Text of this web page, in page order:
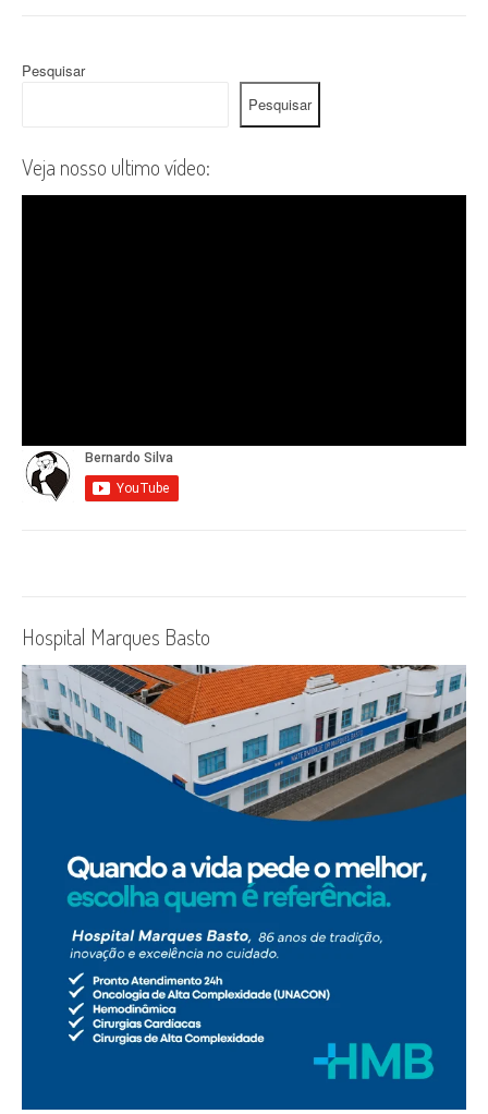
Pesquisar
Pesquisar
Veja nosso ultimo vídeo:
Hospital Marques Basto